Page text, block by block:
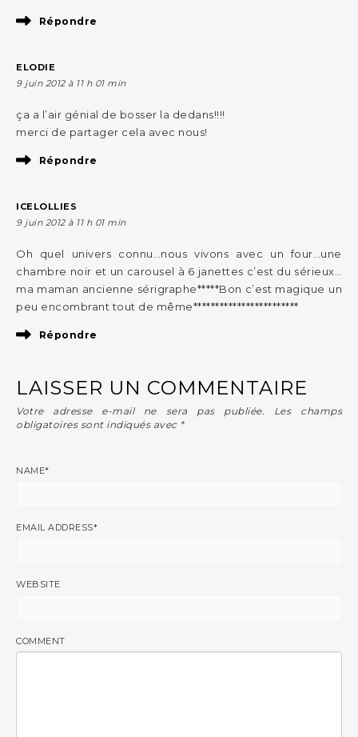
Répondre
ELODIE
9 juin 2012 à 11 h 01 min
ça a l’air génial de bosser la dedans!!!!
merci de partager cela avec nous!
Répondre
ICELOLLIES
9 juin 2012 à 11 h 01 min
Oh quel univers connu…nous vivons avec un four…une
chambre noir et un carousel à 6 janettes c’est du sérieux…
ma maman ancienne sérigraphe*****Bon c’est magique un
peu encombrant tout de même************************
Répondre
LAISSER UN COMMENTAIRE
Votre adresse e-mail ne sera pas publiée.
Les champs
obligatoires sont indiqués avec *
NAME*
EMAIL ADDRESS*
WEBSITE
COMMENT